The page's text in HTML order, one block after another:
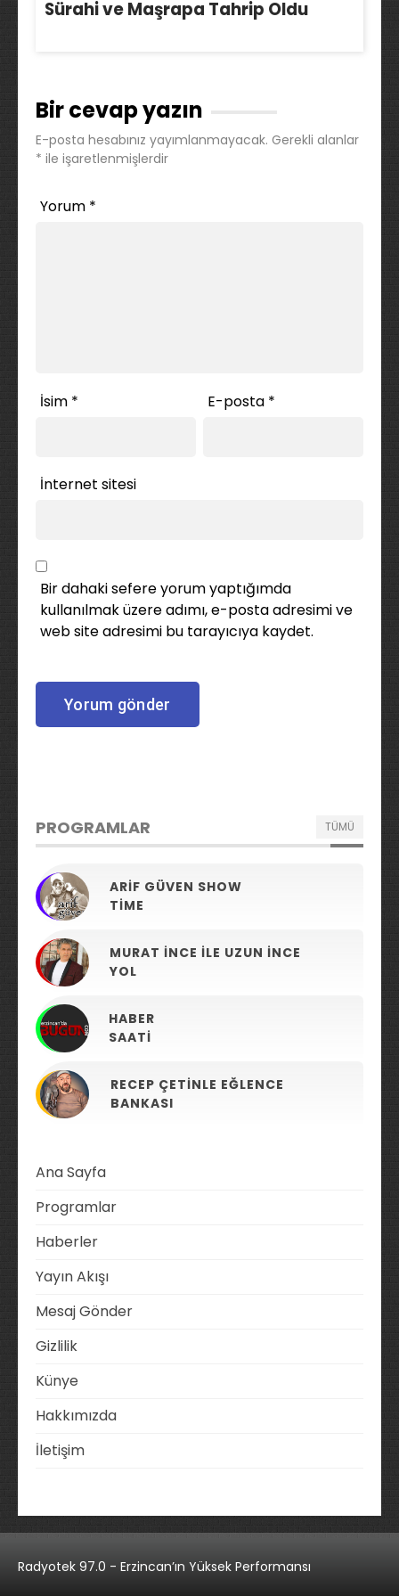
Sürahi ve Maşrapa Tahrip Oldu
Bir cevap yazın
E-posta hesabınız yayımlanmayacak. Gerekli alanlar
* ile işaretlenmişlerdir
Yorum *
İsim * E-posta *
İnternet sitesi
Bir dahaki sefere yorum yaptığımda
kullanılmak üzere adımı, e-posta adresimi ve
web site adresimi bu tarayıcıya kaydet.
PROGRAMLAR TÜMÜ
ARIF GÜVEN SHOW
TIME
MURAT İNCE ILE UZUN İNCE
YOL
HABER
SAATI
RECEP ÇETINLE EĞLENCE
BANKASI
Ana Sayfa
Programlar
Haberler
Yayın Akışı
Mesaj Gönder
Gizlilik
Künye
Hakkımızda
İletişim
Radyotek 97.0 - Erzincan’ın Yüksek Performansı